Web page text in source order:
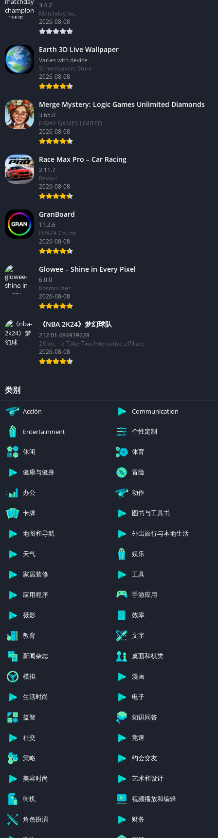
3.4.2
Matchday Inc.
2026-08-08
Earth 3D Live Wallpaper
Varies with device
Screensavers Store
2026-08-08
Merge Mystery: Logic Games Unlimited Diamonds
3.65.0
F-WAY GAMES LIMITED
2026-08-08
Race Max Pro – Car Racing
2.11.7
Revani
2026-08-08
GranBoard
11.2.6
LUXZA Co.Ltd.
2026-08-08
Glowee – Shine in Every Pixel
6.0.0
KosmoLizer
2026-08-08
《NBA 2K24》梦幻球队
212.01.484939228
2K Inc. - a Take-Two Interactive affiliate
2026-08-08
类别
Acción Communication
Entertainment 个性定制
休闲 体育
健康与健身 冒险
办公 动作
卡牌 图书与工具书
地图和导航 外出旅行与本地生活
天气 娱乐
家居装修 工具
应用程序 手游应用
摄影 效率
教育 文字
新闻杂志 桌面和棋类
模拟 漫画
生活时尚 电子
益智 知识问答
社交 竞速
策略 约会交友
美容时尚 艺术和设计
街机 视频播放和编辑
角色扮演 财务